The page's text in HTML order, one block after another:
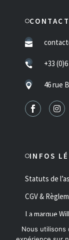
CONTACT
+33
46 rue
INFOS
Statuts de
CGV &
La marque
Mentions
Nous utilisons